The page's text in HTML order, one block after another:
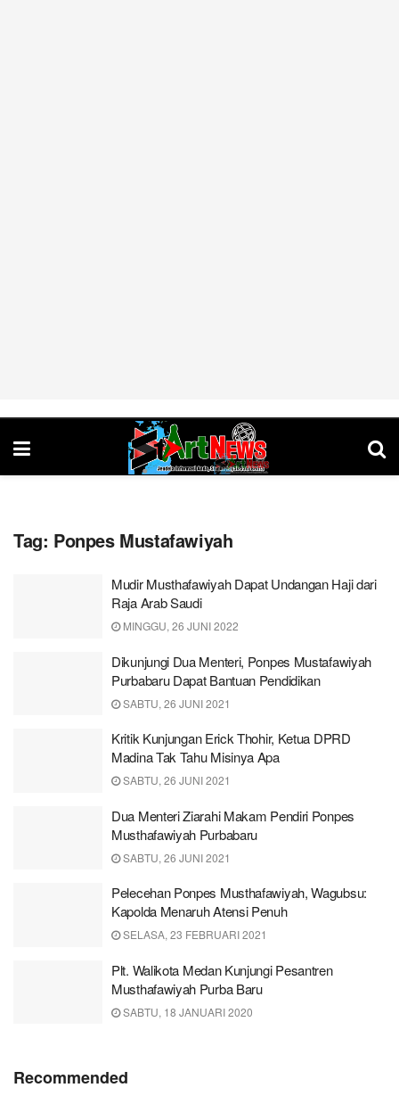
Tag: Ponpes Mustafawiyah
Mudir Musthafawiyah Dapat Undangan Haji dari
Raja Arab Saudi
MINGGU, 26 JUNI 2022
Dikunjungi Dua Menteri, Ponpes Mustafawiyah
Purbabaru Dapat Bantuan Pendidikan
SABTU, 26 JUNI 2021
Kritik Kunjungan Erick Thohir, Ketua DPRD
Madina Tak Tahu Misinya Apa
SABTU, 26 JUNI 2021
Dua Menteri Ziarahi Makam Pendiri Ponpes
Musthafawiyah Purbabaru
SABTU, 26 JUNI 2021
Pelecehan Ponpes Musthafawiyah, Wagubsu:
Kapolda Menaruh Atensi Penuh
SELASA, 23 FEBRUARI 2021
Plt. Walikota Medan Kunjungi Pesantren
Musthafawiyah Purba Baru
SABTU, 18 JANUARI 2020
Recommended